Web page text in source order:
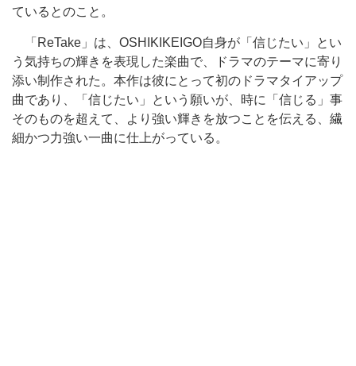
ているとのこと。
「ReTake」は、OSHIKIKEIGO自身が「信じたい」とい
う気持ちの輝きを表現した楽曲で、ドラマのテーマに寄り
添い制作された。本作は彼にとって初のドラマタイアップ
曲であり、「信じたい」という願いが、時に「信じる」事
そのものを超えて、より強い輝きを放つことを伝える、繊
細かつ力強い一曲に仕上がっている。